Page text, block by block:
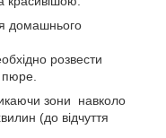
домашнього
розвести
зони навколо
(до відчуття